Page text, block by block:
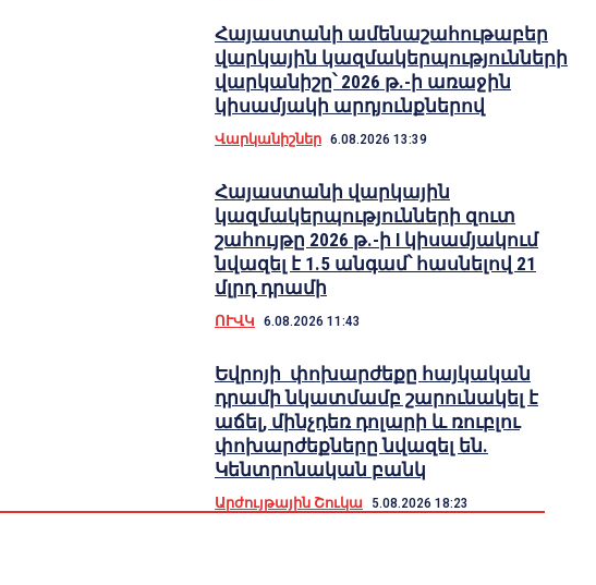
Հայաստանի ամենաշահութաբեր
վարկային կազմակերպությունների
վարկանիշը՝ 2026 թ.-ի առաջին
կիսամյակի արդյունքներով
Վարկանիշներ 6.08.2026 13:39
Հայաստանի վարկային
կազմակերպությունների զուտ
շահույթը 2026 թ.-ի I կիսամյակում
նվազել է 1.5 անգամ՝ հասնելով 21
մլրդ դրամի
ՈՒՎԿ 6.08.2026 11:43
Եվրոյի փոխարժեքը հայկական
դրամի նկատմամբ շարունակել է
աճել, մինչդեռ դոլարի և ռուբլու
փոխարժեքները նվազել են.
Կենտրոնական բանկ
Արժույթային Շուկա 5.08.2026 18:23